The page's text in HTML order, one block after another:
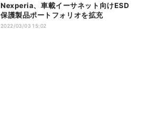
Nexperia、車載イーサネット向けESD
保護製品ポートフォリオを拡充
2022/03/03 15:02